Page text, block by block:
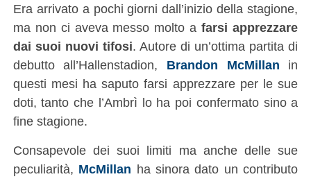
Era arrivato a pochi giorni dall’inizio della stagione,
ma non ci aveva messo molto afarsi apprezzare
dai suoi nuovi tifosi. Autore di un’ottima partita di
debutto all’Hallenstadion, Brandon McMillan in
questi mesi ha saputo farsi apprezzare per le sue
doti, tanto che l’Ambrì lo ha poi confermato sino a
fine stagione.
Consapevole dei suoi limiti ma anche delle sue
peculiarità, McMillan ha sinora dato un contributo